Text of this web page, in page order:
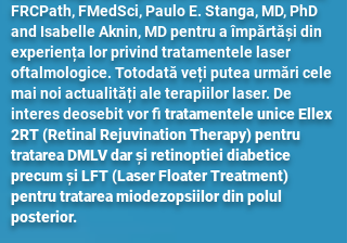
FRCPath, FMedSci, Paulo E. Stanga, MD, PhD
and Isabelle Aknin, MD pentru a împărtăși din
experiența lor privind tratamentele laser
oftalmologice. Totodată veți putea urmări cele
mai noi actualități ale terapiilor laser. De
interes deosebit vor fi tratamentele unice Ellex
2RT (Retinal Rejuvination Therapy) pentru
tratarea DMLV dar și retinoptiei diabetice
precum și LFT (Laser Floater Treatment)
pentru tratarea miodezopsiilor din polul
posterior.